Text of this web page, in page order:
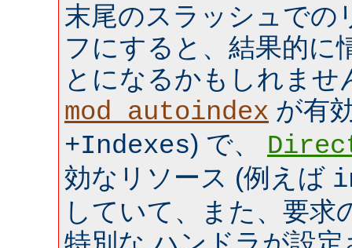
末尾のスラッシュでの
フにすると、結果的に
とになるかもしれませ
mod_autoindex が有
+Indexes) で、
効なリソース (例えば
していて、また、要求